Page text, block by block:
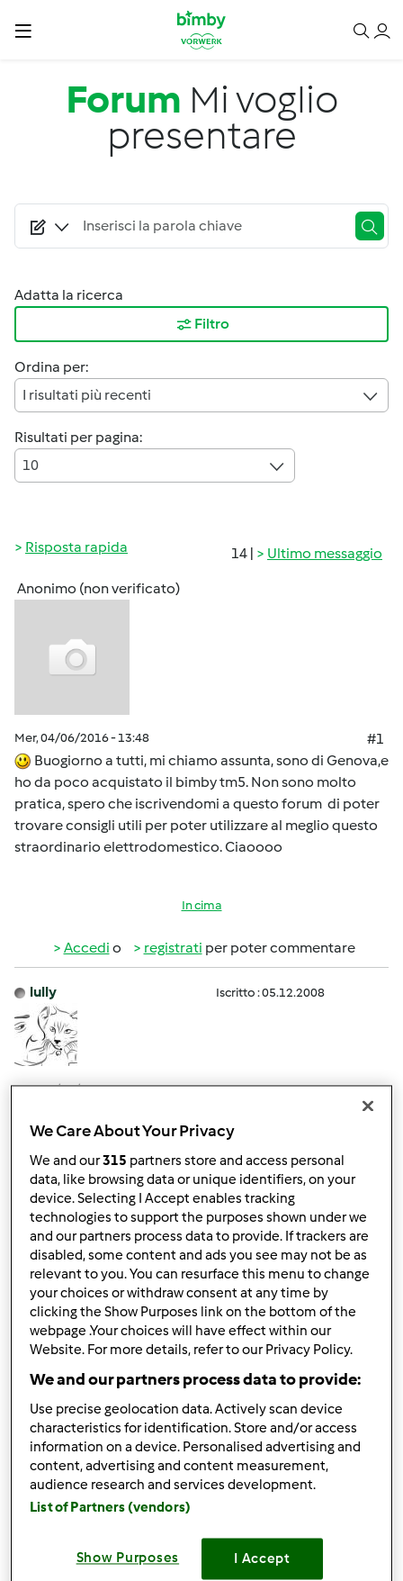
Salta al contenuto principale
Forum Mi voglio
presentare
Adatta la ricerca
Filtro
Ordina per:
I risultati più recenti
Risultati per pagina:
10
14 | Ultimo messaggio
Risposta rapida
Anonimo (non verificato)
Mer, 04/06/2016 - 13:48
#1
Buogiorno a tutti, mi chiamo assunta, sono di Genova,e
ho da poco acquistato il bimby tm5. Non sono molto
pratica, spero che iscrivendomi a questo forum di poter
trovare consigli utili per poter utilizzare al meglio questo
straordinario elettrodomestico. Ciaoooo
In cima
Accedi o registrati per poter commentare
lully Iscritto : 05.12.2008
Mer, 04/06/2016 - 14:04
#2
amiche, tante ricette e anche tanti consigli!!!
a presto!!!
In cima
Accedio registratiper poter commentare
Anonimo (non verificato)
Mer, 04/06/2016 - 17:02
We Care About Your Privacy
We and our315 partners store and access personal
data, like browsing data or unique identifiers, on your
device. Selecting I Accept enables tracking
technologies to support the purposes shown under we
and our partners process data to provide. If trackers are
disabled, some content and ads you see may not be as
relevant to you. You can resurface this menu to change
your choices or withdraw consent at any time by
clicking the Show Purposes link on the bottom of the
webpage .Your choices will have effect within our
Website. For more details, refer to our Privacy Policy.
We and our partners process data to provide:
Use precise geolocation data. Actively scan device
characteristics for identification. Store and/or access
information on a device. Personalised advertising and
content, advertising and content measurement,
audience research and services development.
List of Partners (vendors)
Show Purposes I Accept